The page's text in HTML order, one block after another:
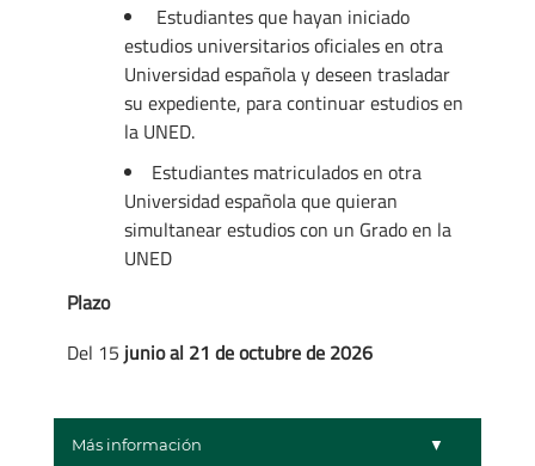
Estudiantes que hayan iniciado
estudios universitarios oficiales en otra
Universidad española y deseen trasladar
su expediente, para continuar estudios en
la UNED.
Estudiantes matriculados en otra
Universidad española que quieran
simultanear estudios con un Grado en la
UNED
Plazo
Del 15 junio al 21 de octubre de 2026
Más información